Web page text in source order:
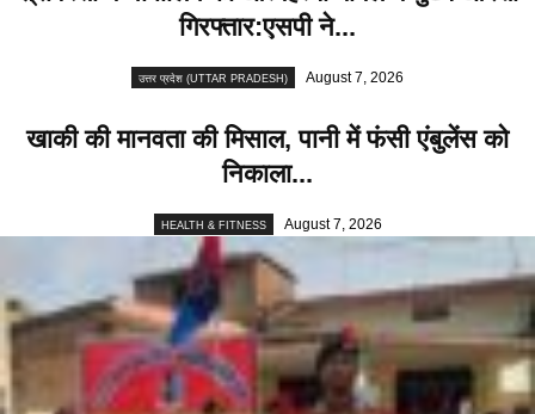
गिरफ्तार:एसपी ने...
उत्तर प्रदेश (UTTAR PRADESH) August 7, 2026
खाकी की मानवता की मिसाल, पानी में फंसी एंबुलेंस को
निकाला...
HEALTH & FITNESS August 7, 2026